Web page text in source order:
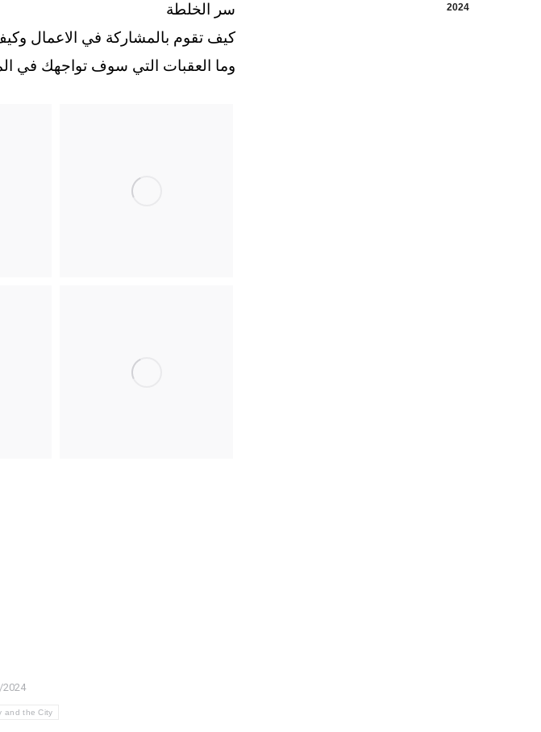
2024
سر الخلطة
كيف تقوم بالمشاركة في الاعمال
وما العقبات التي سوف تواجهك في
2024
and the City